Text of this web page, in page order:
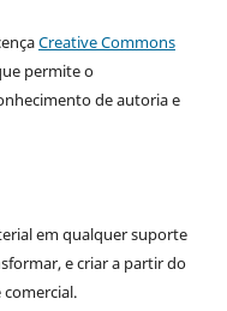
Creative Commons
permite o
de autoria e
em qualquer suporte
e criar a partir do